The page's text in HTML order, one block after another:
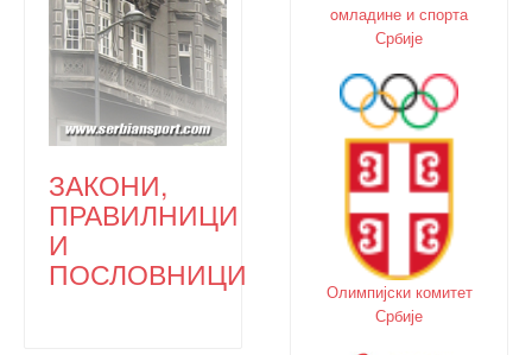
ЗАКОНИ,
ПРАВИЛНИЦИ
И
ПОСЛОВНИЦИ
oмладине и спорта
Србије
Олимпијски комитет
Србије